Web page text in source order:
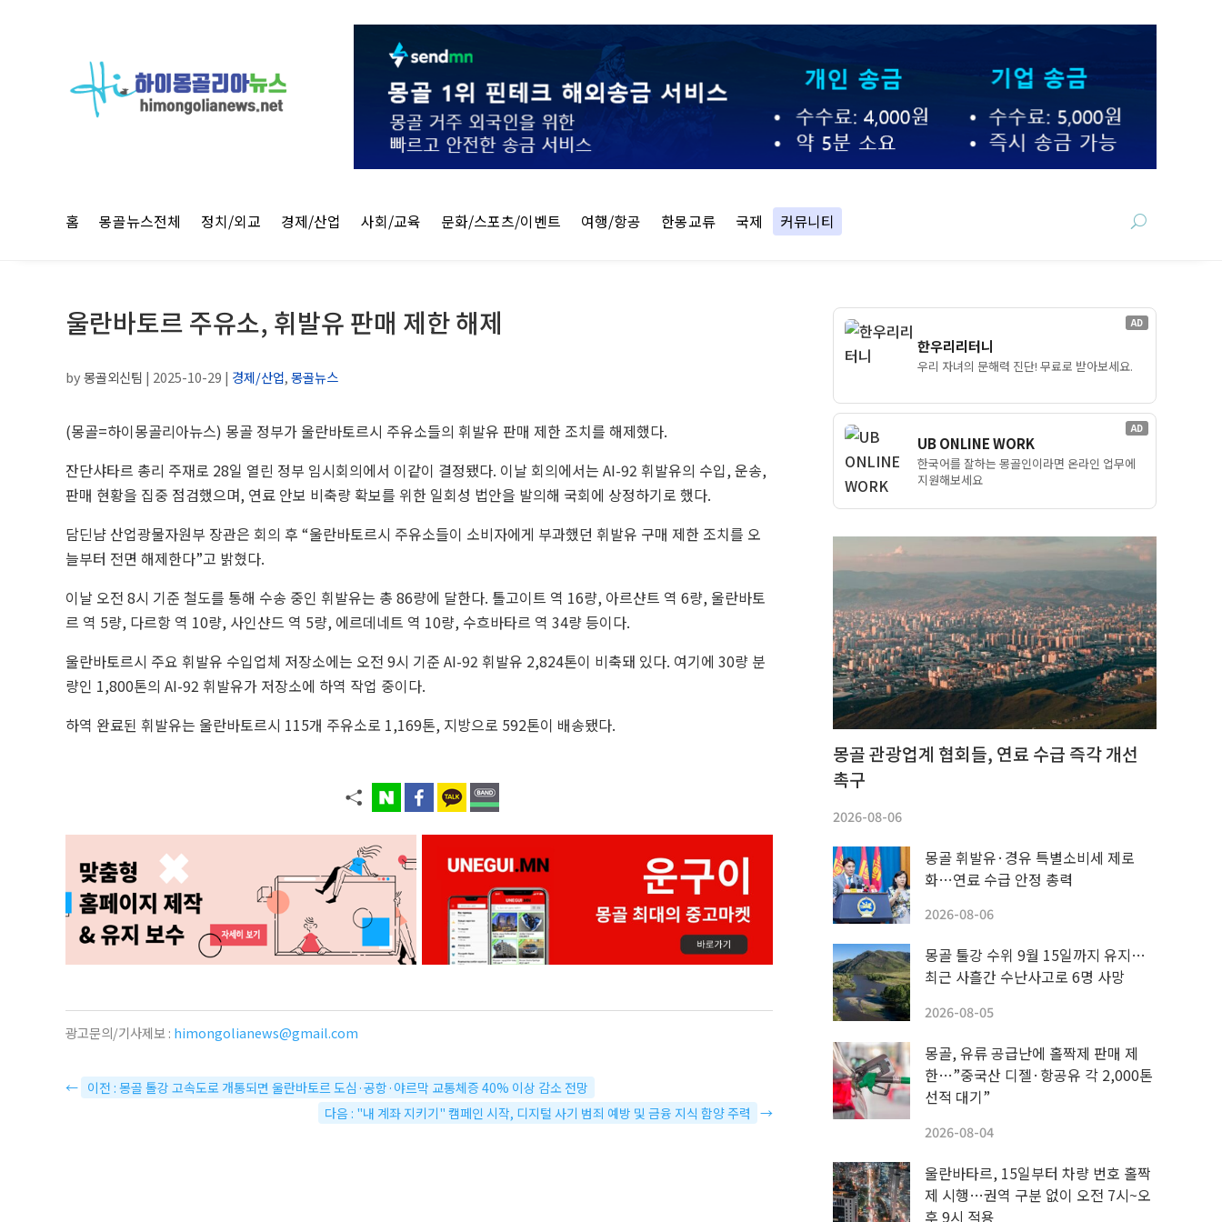
홈 몽골뉴스전체 정치/외교 경제/산업 사회/교육 문화/스포츠/이벤트 여행/항공 한몽교류 국제 커뮤니티
울란바토르 주유소, 휘발유 판매 제한 해제
by몽골외신팀 | 2025-10-29 | 경제/산업,몽골뉴스
(몽골=하이몽골리아뉴스) 몽골 정부가 울란바토르시 주유소들의 휘발유 판매 제한 조치를 해제했다.
잔단샤타르 총리 주재로 28일 열린 정부 임시회의에서 이같이 결정됐다. 이날 회의에서는 AI-92 휘발유의 수입, 운송,
판매 현황을 집중 점검했으며, 연료 안보 비축량 확보를 위한 일회성 법안을 발의해 국회에 상정하기로 했다.
담딘냠 산업광물자원부 장관은 회의 후 “울란바토르시 주유소들이 소비자에게 부과했던 휘발유 구매 제한 조치를 오
늘부터 전면 해제한다”고 밝혔다.
이날 오전 8시 기준 철도를 통해 수송 중인 휘발유는 총 86량에 달한다. 톨고이트 역 16량, 아르샨트 역 6량, 울란바토
르 역 5량, 다르항 역 10량, 사인샨드 역 5량, 에르데네트 역 10량, 수흐바타르 역 34량 등이다.
울란바토르시 주요 휘발유 수입업체 저장소에는 오전 9시 기준 AI-92 휘발유 2,824톤이 비축돼 있다. 여기에 30량 분
량인 1,800톤의 AI-92 휘발유가 저장소에 하역 작업 중이다.
하역 완료된 휘발유는 울란바토르시 115개 주유소로 1,169톤, 지방으로 592톤이 배송됐다.
광고문의/기사제보 : himongolianews@gmail.com
← 이전 : 몽골 톨강 고속도로 개통되면 울란바토르 도심·공항·야르막 교통체증 40% 이상 감소 전망
다음 : "내 계좌 지키기" 캠페인 시작, 디지털 사기 범죄 예방 및 금융 지식 함양 주력 →
AD
한우리리터니
우리 자녀의 문해력 진단! 무료로 받아보세요.
AD
UB ONLINE WORK
한국어를 잘하는 몽골인이라면 온라인 업무에
지원해보세요
몽골 관광업계 협회들, 연료 수급 즉각 개선
촉구
2026-08-06
몽골 휘발유·경유 특별소비세 제로
화…연료 수급 안정 총력
2026-08-06
몽골 툴강 수위 9월 15일까지 유지…
최근 사흘간 수난사고로 6명 사망
2026-08-05
몽골, 유류 공급난에 홀짝제 판매 제
한…”중국산 디젤·항공유 각 2,000톤
선적 대기”
2026-08-04
울란바타르, 15일부터 차량 번호 홀짝
제 시행…권역 구분 없이 오전 7시~오
후 9시 적용